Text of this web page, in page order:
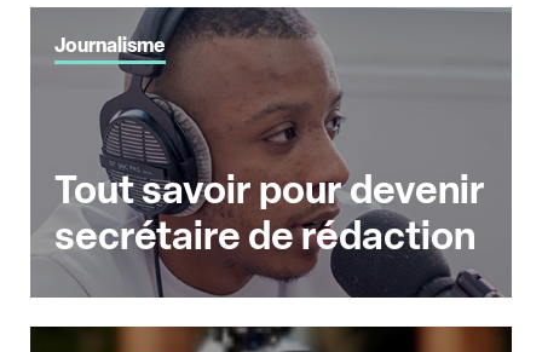
Journalisme
Tout savoir pour devenir
secrétaire de rédaction